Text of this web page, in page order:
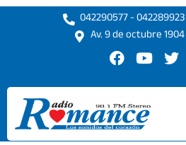
Ir
042290577 - 042289923
Av. 9 de octubre
F
c
e
b
o
Y
u
t
u
b
T
i